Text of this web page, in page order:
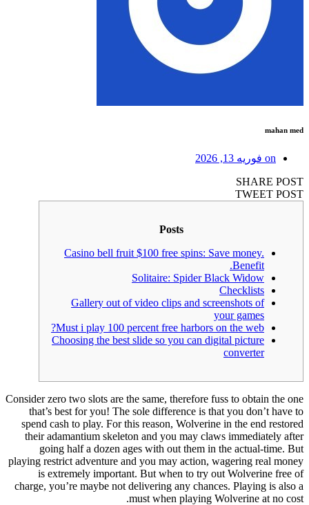
mahan med
on فوریه 13, 2026
SHARE POST
TWEET POST
Posts
Casino bell fruit $100 free spins: Save money.
Benefit.
Solitaire: Spider Black Widow
Checklists
Gallery out of video clips and screenshots of
your games
Must i play 100 percent free harbors on the web?
Choosing the best slide so you can digital picture
converter
Consider zero two slots are the same, therefore fuss to obtain the one
that’s best for you! The sole difference is that you don’t have to
spend cash to play. For this reason, Wolverine in the end restored
their adamantium skeleton and you may claws immediately after
going half a dozen ages with out them in the actual-time. But
playing restrict adventure and you may action, wagering real money
is extremely important. But when to try out Wolverine free of
charge, you’re maybe not delivering any chances. Playing is also a
must when playing Wolverine at no cost.